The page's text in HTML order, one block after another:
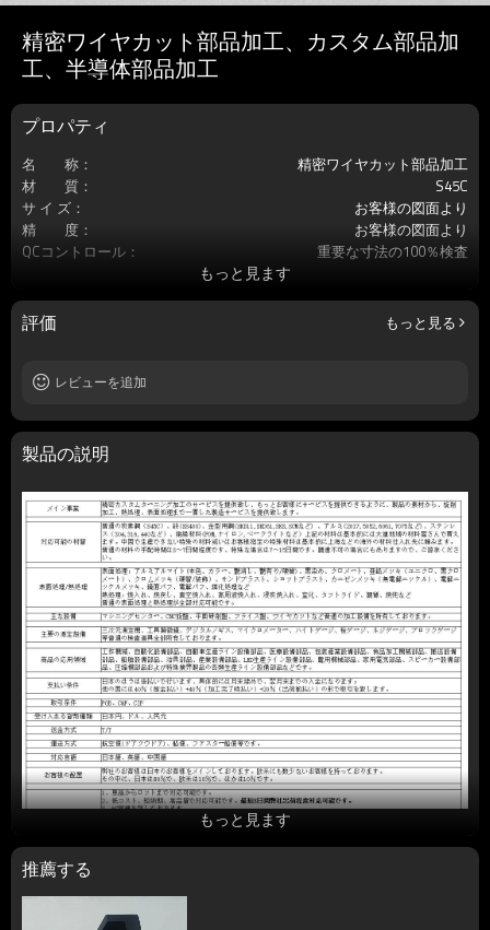
精密ワイヤカット部品加工、カスタム部品加
工、半導体部品加工
プロパティ
名 称：
精密ワイヤカット部品加工
材 質：
S45C
サ イ ズ：
お客様の図面より
精 度：
お客様の図面より
QCコントロール：
重要な寸法の100％検査
加工工程：
フライス加工/ワイヤカット/MC加工
熱処理：
黒染め
もっと見ます
評価 もっと見る
レビューを追加
製品の説明
もっと見ます
推薦する